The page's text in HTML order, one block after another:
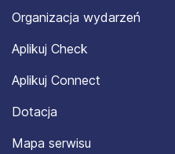
Organizacja wydarzeń
Aplikuj Check
Aplikuj Connect
Dotacja
Mapa serwisu